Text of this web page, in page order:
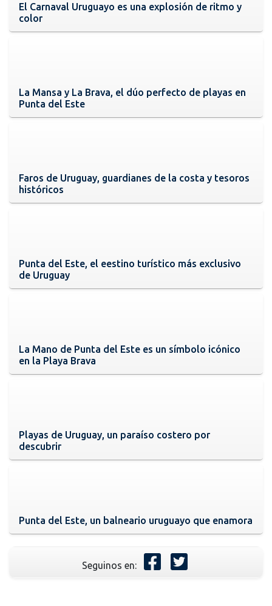
El Carnaval Uruguayo es una explosión de ritmo y
color
La Mansa y La Brava, el dúo perfecto de playas en
Punta del Este
Faros de Uruguay, guardianes de la costa y tesoros
históricos
Punta del Este, el eestino turístico más exclusivo
de Uruguay
La Mano de Punta del Este es un símbolo icónico
en la Playa Brava
Playas de Uruguay, un paraíso costero por
descubrir
Punta del Este, un balneario uruguayo que enamora
Seguinos en: